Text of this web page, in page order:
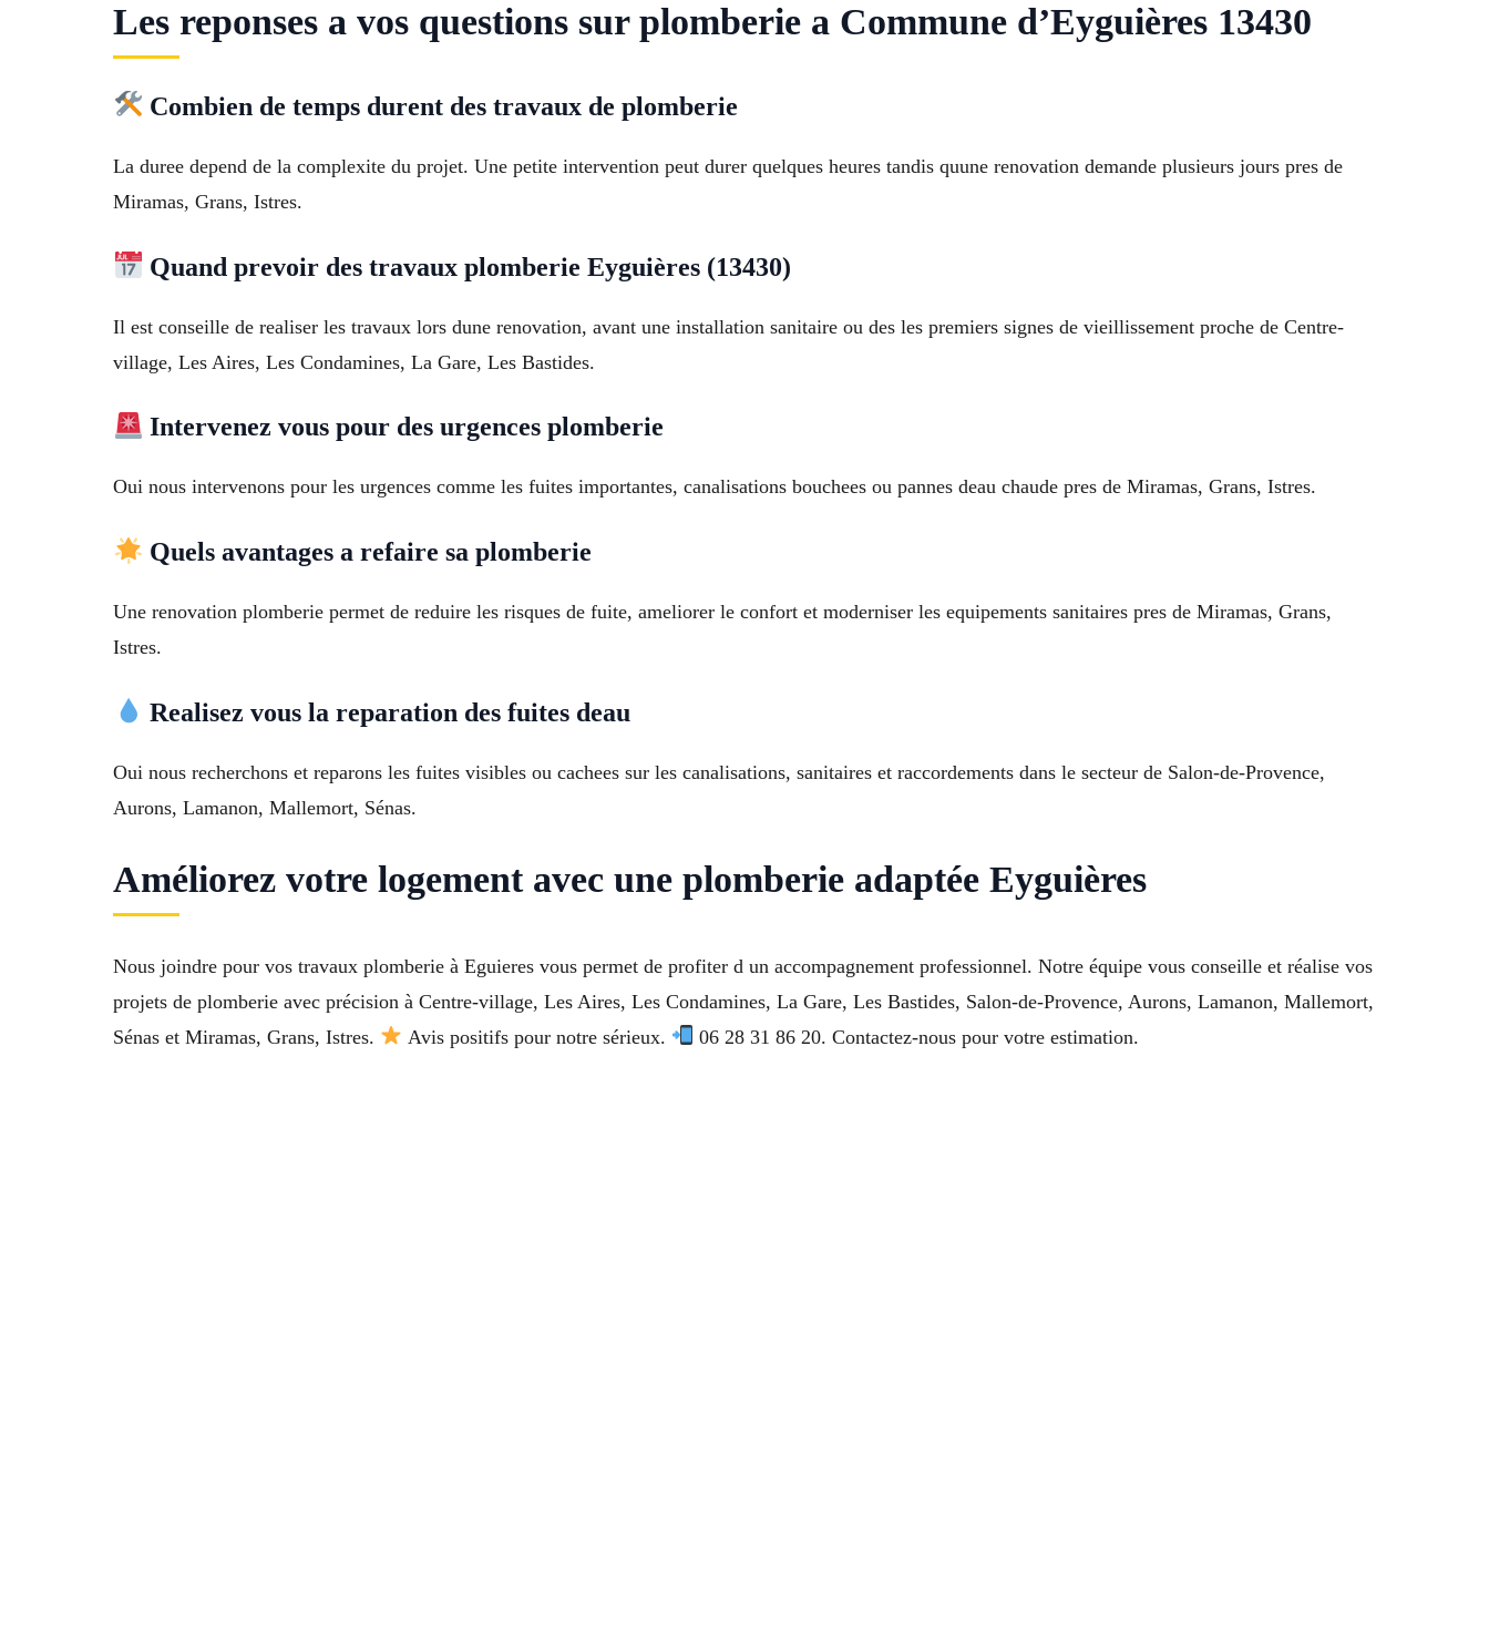
Les reponses a vos questions sur plomberie a Commune d’Eyguières 13430
Combien de temps durent des travaux de plomberie
La duree depend de la complexite du projet. Une petite intervention peut durer quelques heures tandis quune renovation demande plusieurs jours pres de
Miramas, Grans, Istres.
Quand prevoir des travaux plomberie Eyguières (13430)
Il est conseille de realiser les travaux lors dune renovation, avant une installation sanitaire ou des les premiers signes de vieillissement proche de Centre-
village, Les Aires, Les Condamines, La Gare, Les Bastides.
Intervenez vous pour des urgences plomberie
Oui nous intervenons pour les urgences comme les fuites importantes, canalisations bouchees ou pannes deau chaude pres de Miramas, Grans, Istres.
Quels avantages a refaire sa plomberie
Une renovation plomberie permet de reduire les risques de fuite, ameliorer le confort et moderniser les equipements sanitaires pres de Miramas, Grans,
Istres.
Realisez vous la reparation des fuites deau
Oui nous recherchons et reparons les fuites visibles ou cachees sur les canalisations, sanitaires et raccordements dans le secteur de Salon-de-Provence,
Aurons, Lamanon, Mallemort, Sénas.
Améliorez votre logement avec une plomberie adaptée Eyguières
Nous joindre pour vos travaux plomberie à Eguieres vous permet de profiter d un accompagnement professionnel. Notre équipe vous conseille et réalise vos
projets de plomberie avec précision à Centre-village, Les Aires, Les Condamines, La Gare, Les Bastides, Salon-de-Provence, Aurons, Lamanon, Mallemort,
Sénas et Miramas, Grans, Istres.
Avis positifs pour notre sérieux. 06 28 31 86 20. Contactez-nous pour votre estimation.